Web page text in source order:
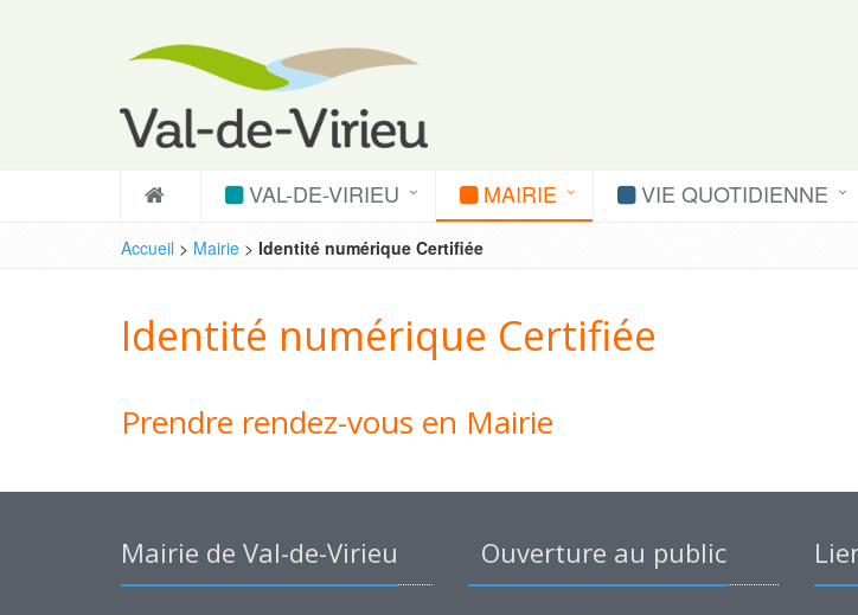
VAL-DE-VIRIEU MAIRIE VIE QUOTIDIENNE
Accueil > Mairie > Identité numérique Certifiée
Identité numérique Certifiée
Prendre rendez-vous en Mairie
Mairie de Val-de-Virieu Ouverture au public